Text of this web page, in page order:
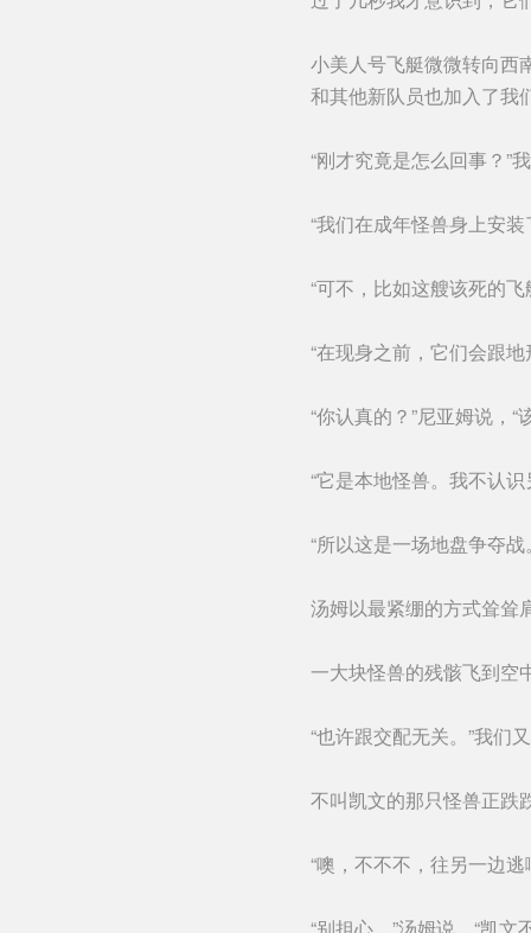
小美人号飞艇微微转向西
和其他新队员也加入了我
“刚才究竟是怎么回事？”
“我们在成年怪兽身上安
“可不，比如这艘该死的
“在现身之前，它们会跟
“你认真的？”尼亚姆说，“
“它是本地怪兽。我不认
“所以这是一场地盘争夺
汤姆以最紧绷的方式耸耸
一大块怪兽的残骸飞到空
“也许跟交配无关。”我们
不叫凯文的那只怪兽正跌
“噢，不不不，往另一边